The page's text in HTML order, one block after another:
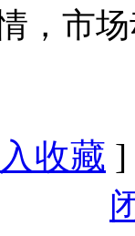
，市
收藏